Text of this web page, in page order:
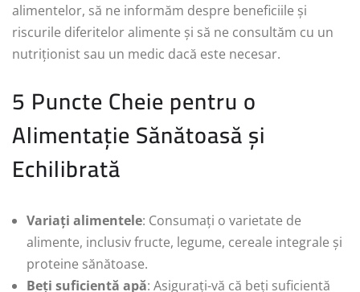
alimentelor, să ne informăm despre beneficiile și
riscurile diferitelor alimente și să ne consultăm cu un
nutriționist sau un medic dacă este necesar.
5 Puncte Cheie pentru o
Alimentație Sănătoasă și
Echilibrată
Variați alimentele: Consumați o varietate de
alimente, inclusiv fructe, legume, cereale integrale și
proteine sănătoase.
Beți suficientă apă: Asigurați-vă că beți suficientă